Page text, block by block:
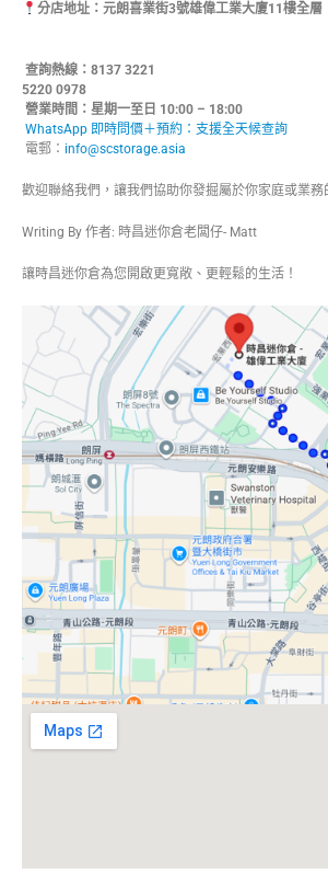
分店地址：元朗喜業街3號雄偉工業大廈11樓全層
查詢熱線：
5220 0978
營業時間：星期一至日 10:00 – 18:00
WhatsApp 即時問價＋預約：支援全天候查詢
電郵： info@scstorage.asia
歡迎聯絡我們，讓我們協助你發掘屬於你家庭或業務
Writing By 作者: 時昌迷你倉老闆仔- Matt
讓時昌迷你倉為您開啟更寬敞、更輕鬆的生活！